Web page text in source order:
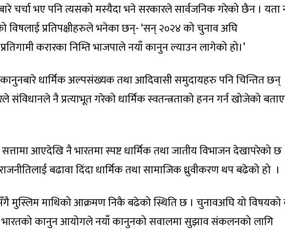
चर्चा भए पनि त्यसको मस्यैदा भने सरकारले सार्वजनिक गरेको छैन । यता
विषलाई प्रतिपक्षीहरुले भनेका छन्- ‘सन् २०२४ को चुनाव अघि
करारका निम्ति भाजपाले नयाँ कानुन ल्याउन लागेको हो।’
धार्मिक अल्पसंख्यक तथा आदिवासी समुदायहरु पनि चिन्तित छन्
संविधानले नै प्रत्याभूत गरेको धार्मिक स्वतन्त्रताको हनन गर्न खोजेको
आएदेखि नै भारतमा स्पष्ट धार्मिक तथा जातीय विभाजन देखापरेको छ
बढावा दिंदा धार्मिक तथा सामाजिक ध्रुवीकरण थप बढेको हो ।
मुस्लिम माथिको आक्रमण निकै बढेको स्थिति छ । चुनावअघि यो
भारतको कानुन आयोगले नयाँ कानुनको सवालमा सुझाव संकलनको लागि